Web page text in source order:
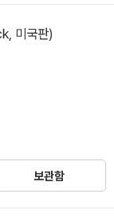
미국판)
보관함